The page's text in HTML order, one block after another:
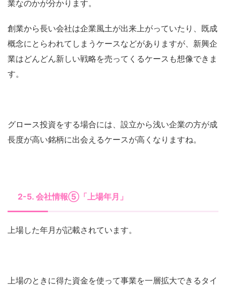
業なのかが分かります。
創業から長い会社は企業風土が出来上がっていたり、既成
概念にとらわれてしまうケースなどがありますが、新興企
業はどんどん新しい戦略を売ってくるケースも想像できま
す。
グロース投資をする場合には、設立から浅い企業の方が成
長度が高い銘柄に出会えるケースが高くなりますね。
2-5. 会社情報⑤「上場年月」
上場した年月が記載されています。
上場のときに得た資金を使って事業を一層拡大できるタイ